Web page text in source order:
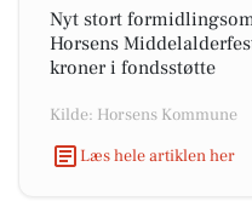
Nyt stort
Horsens
kroner i fondsstøtte
Kilde: Horsens Kommune
Læs hele artiklen her